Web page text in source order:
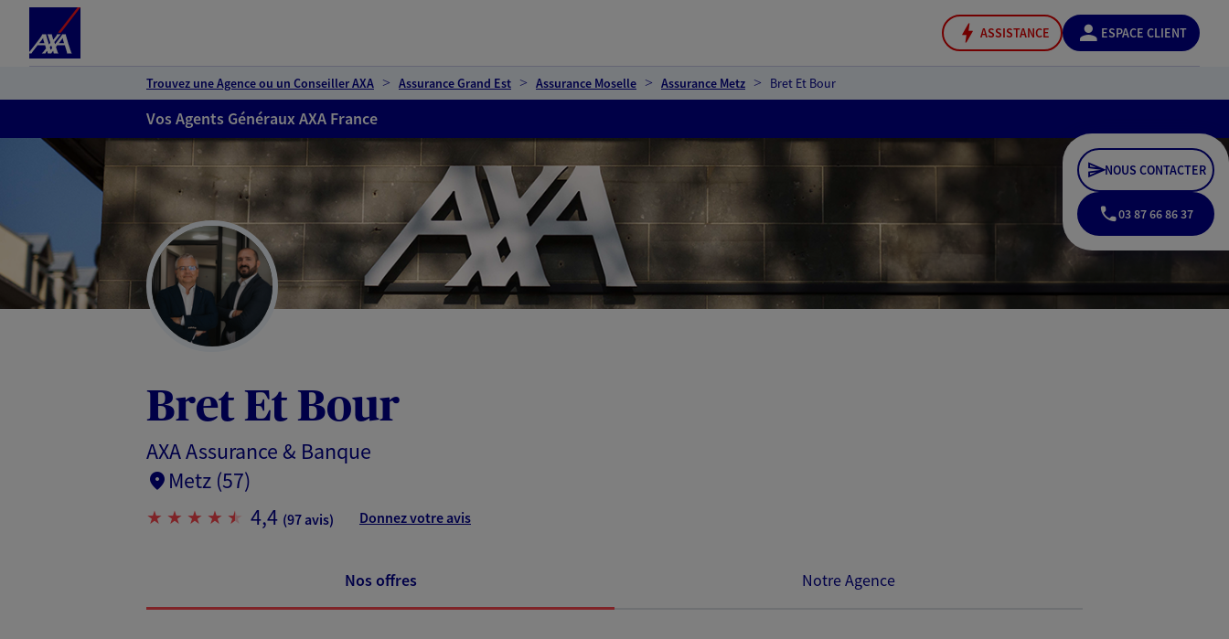
ASSISTANCE ESPACE CLIENT
Trouvez une Agence ou un Conseiller AXA Assurance Grand Est Assurance Moselle Assurance Metz Bret Et Bour
Vos Agents Généraux AXA France
Bret Et Bour
AXA Assurance & Banque
Metz (57)
4,4 (97 avis) Donnez votre avis
NOUS CONTACTER
03 87 66 86 37
Nos offres Notre Agence